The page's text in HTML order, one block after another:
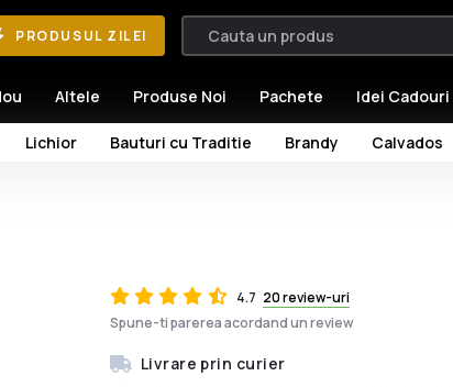
PRODUSUL ZILEI
Lichior Bauturi cu Traditie Brandy Calvados
Altele Produse Noi Pachete Idei Cadouri
4.7 20 review-uri
Spune-ti parerea acordand un review
Livrare prin curier